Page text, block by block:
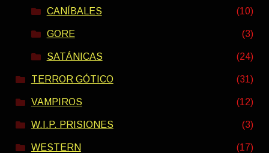
CANÍBALES (10)
GORE (3)
SATÁNICAS (24)
TERROR GÓTICO (31)
VAMPIROS (12)
W.I.P. PRISIONES (3)
WESTERN (17)